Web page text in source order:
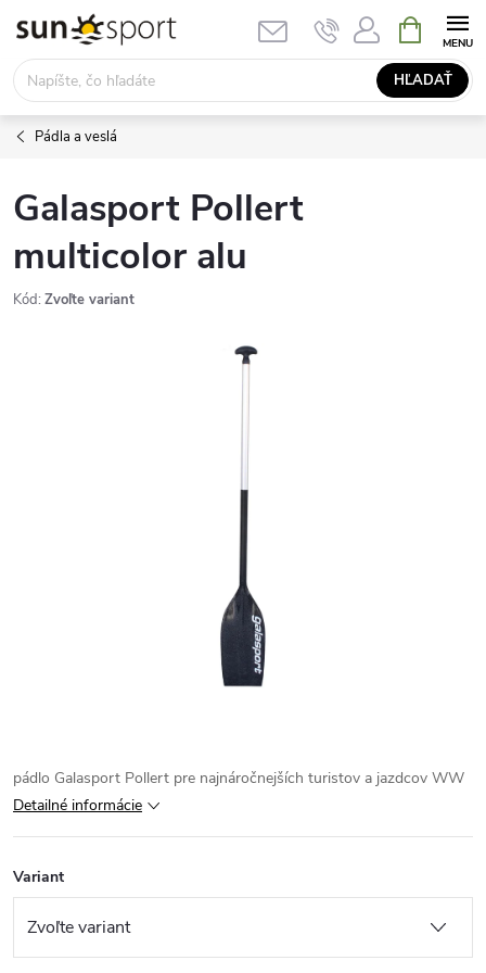
obsah
HĽADAŤ
KOŠÍK
Pádla a veslá
Galasport Pollert
multicolor alu
Kód: Zvoľte variant
pádlo Galasport Pollert pre najnáročnejších turistov a jazdcov WW
Detailné informácie
Variant